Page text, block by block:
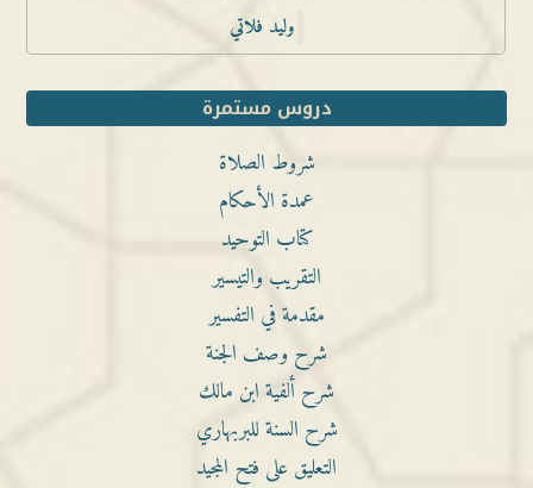
وليد فلاتي
دروس مستمرة
شروط الصلاة
عمدة الأحكام
كتاب التوحيد
التقريب والتيسير
مقدمة في التفسير
شرح وصف الجنة
شرح ألفية ابن مالك
شرح السنة للبربهاري
التعليق على فتح المجيد